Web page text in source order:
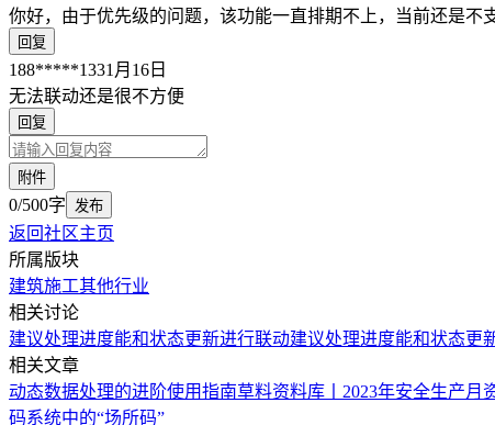
你好，由于优先级的问题，该功能一直排期不上，当前还是不
回复
188*****1331月16日
无法联动还是很不方便
回复
附件
0/500字 发布
返回社区主页
所属版块
建筑施工其他行业
相关讨论
建议处理进度能和状态更新进行联动建议处理进度能和状态更
相关文章
动态数据处理的进阶使用指南草料资料库丨2023年安全生产月
码系统中的“场所码”